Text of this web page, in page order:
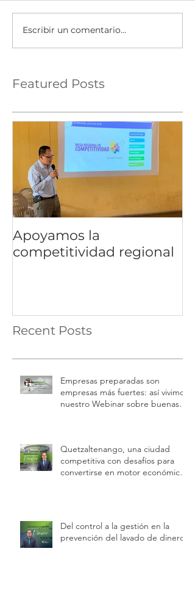
Escribir un comentario...
Featured Posts
Apoyamos la
competitividad regional
Recent Posts
Empresas preparadas son
empresas más fuertes: así vivimos
nuestro Webinar sobre buenas
Quetzaltenango, una ciudad
competitiva con desafíos para
convertirse en motor económico
Del control a la gestión en la
prevención del lavado de dinero